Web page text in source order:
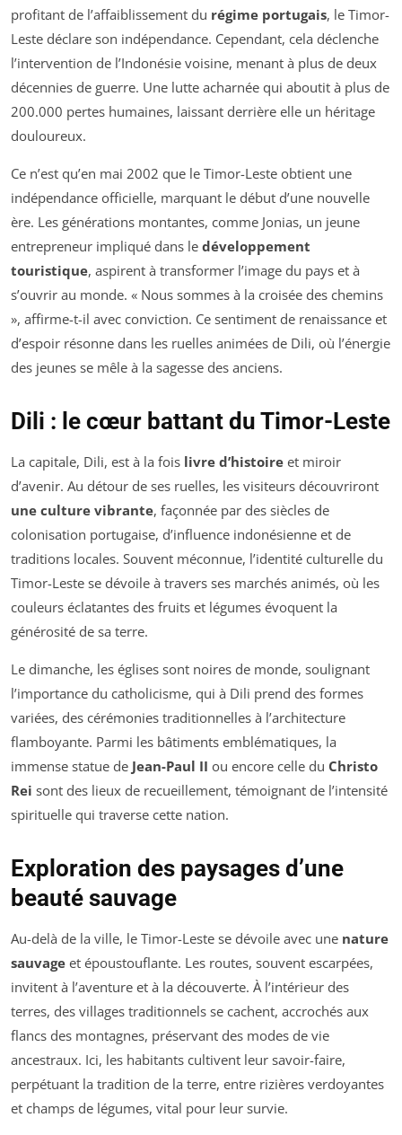
profitant de l’affaiblissement du régime portugais, le Timor-
Leste déclare son indépendance. Cependant, cela déclenche
l’intervention de l’Indonésie voisine, menant à plus de deux
décennies de guerre. Une lutte acharnée qui aboutit à plus de
200.000 pertes humaines, laissant derrière elle un héritage
douloureux.
Ce n’est qu’en mai 2002 que le Timor-Leste obtient une
indépendance officielle, marquant le début d’une nouvelle
ère. Les générations montantes, comme Jonias, un jeune
entrepreneur impliqué dans le développement
touristique, aspirent à transformer l’image du pays et à
s’ouvrir au monde. « Nous sommes à la croisée des chemins
», affirme-t-il avec conviction. Ce sentiment de renaissance et
d’espoir résonne dans les ruelles animées de Dili, où l’énergie
des jeunes se mêle à la sagesse des anciens.
Dili : le cœur battant du Timor-Leste
La capitale, Dili, est à la fois livre d’histoire et miroir
d’avenir. Au détour de ses ruelles, les visiteurs découvriront
une culture vibrante, façonnée par des siècles de
colonisation portugaise, d’influence indonésienne et de
traditions locales. Souvent méconnue, l’identité culturelle du
Timor-Leste se dévoile à travers ses marchés animés, où les
couleurs éclatantes des fruits et légumes évoquent la
générosité de sa terre.
Le dimanche, les églises sont noires de monde, soulignant
l’importance du catholicisme, qui à Dili prend des formes
variées, des cérémonies traditionnelles à l’architecture
flamboyante. Parmi les bâtiments emblématiques, la
immense statue de Jean-Paul II ou encore celle du Christo
Rei sont des lieux de recueillement, témoignant de l’intensité
spirituelle qui traverse cette nation.
Exploration des paysages d’une
beauté sauvage
Au-delà de la ville, le Timor-Leste se dévoile avec une nature
sauvage et époustouflante. Les routes, souvent escarpées,
invitent à l’aventure et à la découverte. À l’intérieur des
terres, des villages traditionnels se cachent, accrochés aux
flancs des montagnes, préservant des modes de vie
ancestraux. Ici, les habitants cultivent leur savoir-faire,
perpétuant la tradition de la terre, entre rizières verdoyantes
et champs de légumes, vital pour leur survie.